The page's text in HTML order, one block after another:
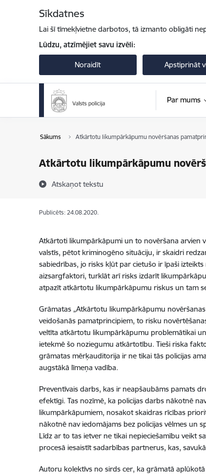
Sīkdatnes
Lai šī tīmekļvietne darbotos, tā izmanto obligāti
Lūdzu, atzīmējiet savu izvēli:
Noraidīt Apstiprināt
Par mums
Sākums Atkārtotu likumpārkāpumu novēršanas
Atkārtotu likumpārkāpumu
Atskaņot tekstu
Publicēts: 24.08.2020.
Atkārtoti likumpārkāpumi un to novēršana arvien
valstīs, pētot kriminogēno situāciju, ir skaidri
sabiedrības, jo risks kļūt par cietušo ir īpaši
aizsargfaktori, turklāt arī risks izdarīt
atpazīt atkārtotu likumpārkāpumu riskus un tam
Grāmatas „Atkārtotu likumpārkāpumu
veidošanās pamatprincipiem, to risku
veltīta atkārtotu likumpārkāpumu problemātikai
ietekmē šo noziegumu atkārtotību. Tieši riska
grāmatas mērķauditorija ir ne tikai tās policijas
augstākā līmeņa vadība.
Preventīvais darbs, kas ir neapšaubāms pamats
efektīgi. Tas nozīmē, ka policijas darbs nākotnē
likumpārkāpumiem, nosakot skaidras rīcības
nākotnē nav iedomājams bez policijas vēlmes un
Līdz ar to tas ietver ne tikai nepieciešamību veikt
procesā iesaistīt sadarbības partnerus, kas,
Autoru kolektīvs no sirds cer, ka grāmatā